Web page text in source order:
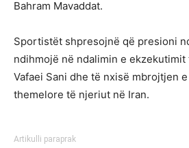
Bahram Mavaddat.
Sportistët shpresojnë që presioni
ndihmojë në ndalimin e ekzekutimit
Vafaei Sani dhe të nxisë mbrojtjen
themelore të njeriut në Iran.
Artikulli paraprak